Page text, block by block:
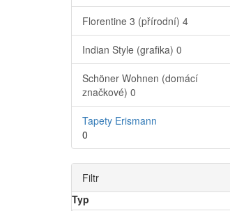
Florentine 3 (přírodní) 4
Indian Style (grafika) 0
Schöner Wohnen (domácí
značkové) 0
Tapety Erismann
0
Filtr
Typ